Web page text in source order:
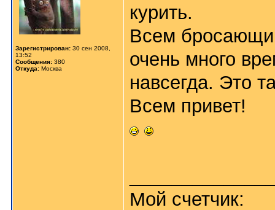
Зарегистрирован: 30 сен 2008,
13:52
Сообщения: 380
Откуда: Москва
курить.
Всем
очень много
навсегда. Это
Всем привет!
Мой счетчик: